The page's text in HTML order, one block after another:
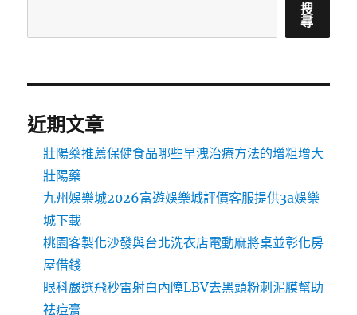
搜
尋
近期文章
壯陽藥推薦保健食品哪些早洩治療方法的增粗增大
壯陽藥
九州娛樂城2026富遊娛樂城評價客服提供3a娛樂
城下載
桃園客製化沙發與台北洗衣店電動麻將桌並彰化房
屋借錢
眼科嚴選飛秒雷射白內障LBV去黑頭粉刺泥膜幫助
祛痘膏